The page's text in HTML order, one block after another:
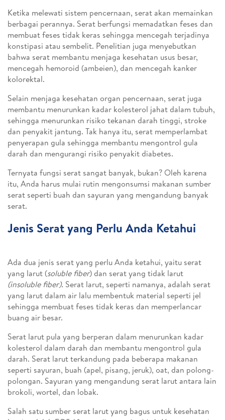
Ketika melewati sistem pencernaan, serat akan memainkan
berbagai perannya. Serat berfungsi memadatkan feses dan
membuat feses tidak keras sehingga mencegah terjadinya
konstipasi atau sembelit. Penelitian juga menyebutkan
bahwa serat membantu menjaga kesehatan usus besar,
mencegah hemoroid (ambeien), dan mencegah kanker
kolorektal.
Selain menjaga kesehatan organ pencernaan, serat juga
membantu menurunkan kadar kolesterol jahat dalam tubuh,
sehingga menurunkan risiko tekanan darah tinggi, stroke
dan penyakit jantung. Tak hanya itu, serat memperlambat
penyerapan gula sehingga membantu mengontrol gula
darah dan mengurangi risiko penyakit diabetes.
Ternyata fungsi serat sangat banyak, bukan? Oleh karena
itu, Anda harus mulai rutin mengonsumsi makanan sumber
serat seperti buah dan sayuran yang mengandung banyak
serat.
Jenis Serat yang Perlu Anda Ketahui
Ada dua jenis serat yang perlu Anda ketahui, yaitu serat
yang larut (soluble fiber) dan serat yang tidak larut
(insoluble fiber). Serat larut, seperti namanya, adalah serat
yang larut dalam air lalu membentuk material seperti jel
sehingga membuat feses tidak keras dan memperlancar
buang air besar.
Serat larut pula yang berperan dalam menurunkan kadar
kolesterol dalam darah dan membantu mengontrol gula
darah. Serat larut terkandung pada beberapa makanan
seperti sayuran, buah (apel, pisang, jeruk), oat, dan polong-
polongan. Sayuran yang mengandung serat larut antara lain
brokoli, wortel, dan lobak.
Salah satu sumber serat larut yang bagus untuk kesehatan